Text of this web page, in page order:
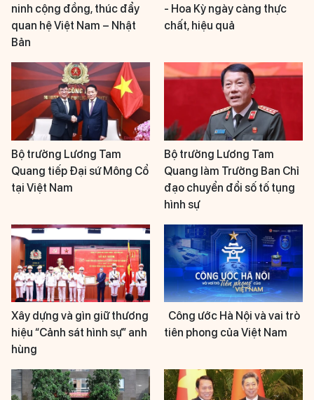
ninh cộng đồng, thúc đẩy
quan hệ Việt Nam – Nhật
Bản
- Hoa Kỳ ngày càng thực
chất, hiệu quả
Bộ trưởng Lương Tam
Quang tiếp Đại sứ Mông Cổ
tại Việt Nam
Bộ trưởng Lương Tam
Quang làm Trưởng Ban Chỉ
đạo chuyển đổi số tố tụng
hình sự
Xây dựng và gìn giữ thương
hiệu “Cảnh sát hình sự” anh
hùng
Công ước Hà Nội và vai trò
tiên phong của Việt Nam